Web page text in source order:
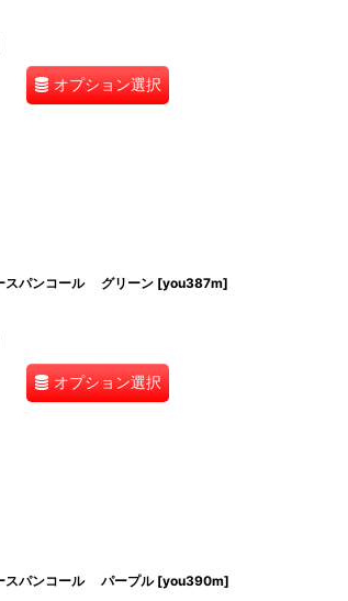
オプション選択
スパンコール グリーン [you387m]
オプション選択
スパンコール パープル [you390m]